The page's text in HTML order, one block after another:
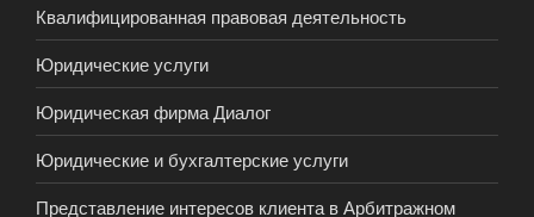
Квалифицированная правовая деятельность
Юридические услуги
Юридическая фирма Диалог
Юридические и бухгалтерские услуги
Представление интересов клиента в Арбитражном